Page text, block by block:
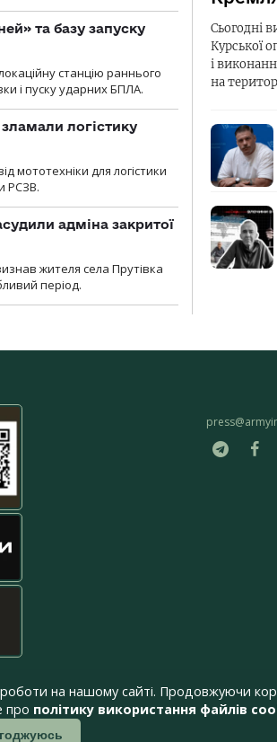
та базу запуску
станцію раннього
і пуску ударних БПЛА.
логістику
мототехніки для логістики
РСЗВ.
адміна закритої
жителя села Прутівка
період.
Сьогодні
Курської
і
на
на нашому сайті. Продовжуючи
про політику використання файлів